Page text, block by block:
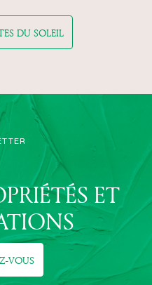
DU SOLEIL
ET
VOUS